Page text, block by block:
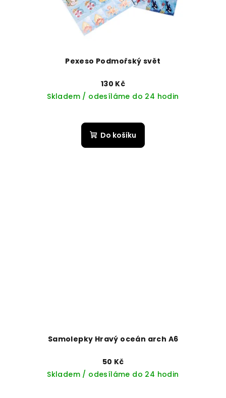
Pexeso Podmořský svět
130 Kč
Skladem / odesíláme do 24 hodin
Do košíku
Samolepky Hravý oceán arch A6
50 Kč
Skladem / odesíláme do 24 hodin